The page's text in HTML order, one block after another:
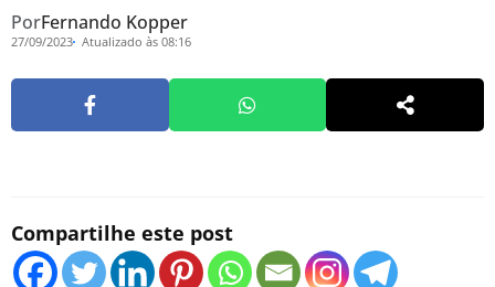
PorFernando Kopper
27/09/2023 Atualizado às 08:16
Compartilhe este post